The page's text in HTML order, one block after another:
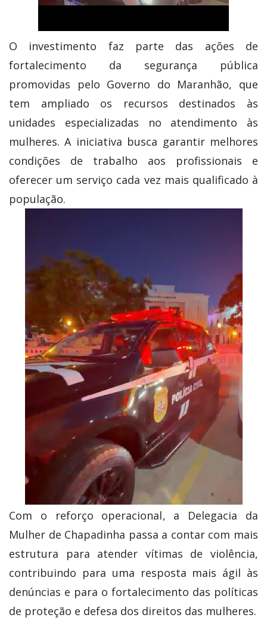
O investimento faz parte das ações de
fortalecimento da segurança pública
promovidas pelo Governo do Maranhão, que
tem ampliado os recursos destinados às
unidades especializadas no atendimento às
mulheres. A iniciativa busca garantir melhores
condições de trabalho aos profissionais e
oferecer um serviço cada vez mais qualificado à
população.
Com o reforço operacional, a Delegacia da
Mulher de Chapadinha passa a contar com mais
estrutura para atender vítimas de violência,
contribuindo para uma resposta mais ágil às
denúncias e para o fortalecimento das políticas
de proteção e defesa dos direitos das mulheres.